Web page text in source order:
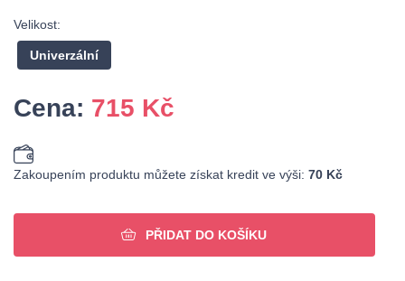
Velikost:
Univerzální
Cena: 715 Kč
Zakoupením produktu můžete získat kredit ve výši: 70 Kč
PŘIDAT DO KOŠÍKU